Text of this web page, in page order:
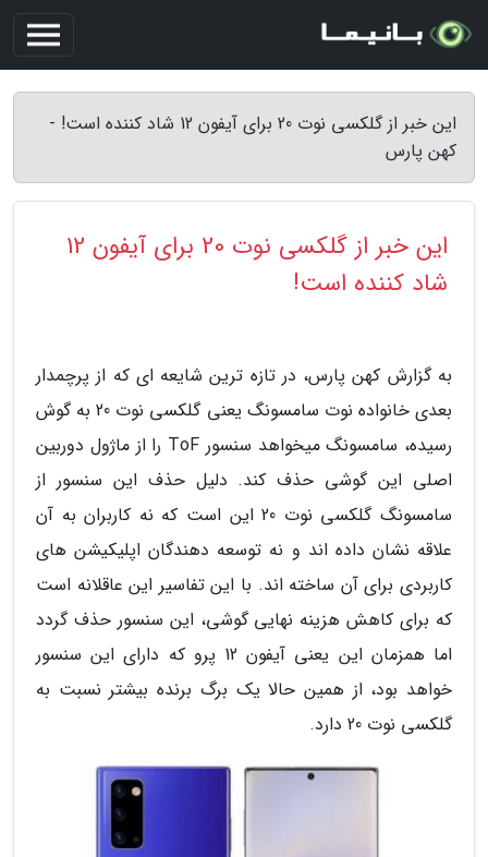
این خبر از گلکسی نوت 20 برای آیفون 12 شاد کننده است! -
کهن پارس
این خبر از گلکسی نوت 20 برای آیفون 12
شاد کننده است!
به گزارش کهن پارس، در تازه ترین شایعه ای که از پرچمدار
بعدی خانواده نوت سامسونگ یعنی گلکسی نوت 20 به گوش
رسیده، سامسونگ میخواهد سنسور ToF را از ماژول دوربین
اصلی این گوشی حذف کند. دلیل حذف این سنسور از
سامسونگ گلکسی نوت 20 این است که نه کاربران به آن
علاقه نشان داده اند و نه توسعه دهندگان اپلیکیشن های
کاربردی برای آن ساخته اند. با این تفاسیر این عاقلانه است
که برای کاهش هزینه نهایی گوشی، این سنسور حذف گردد
اما همزمان این یعنی آیفون 12 پرو که دارای این سنسور
خواهد بود، از همین حالا یک برگ برنده بیشتر نسبت به
گلکسی نوت 20 دارد.